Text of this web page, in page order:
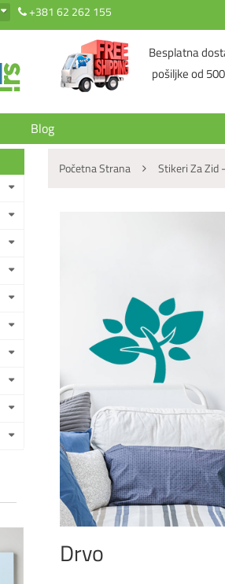
+381 62 262 155
Besplatna
pošiljke od
Blog
Početna Strana Stikeri Za Zid
Drvo